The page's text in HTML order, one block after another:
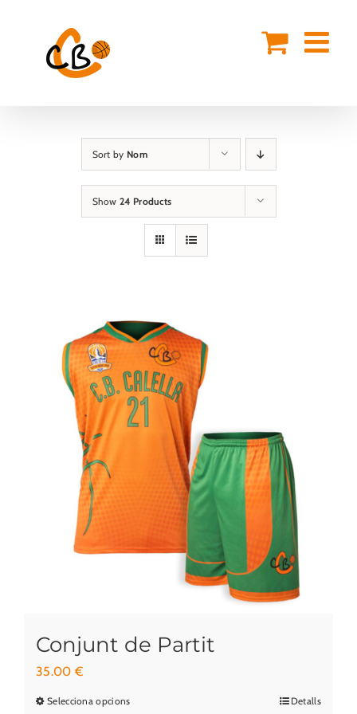
Sort by Nom
Show 24 Products
Conjunt de Partit
35.00€
Selecciona opcionsAquest
Detalls